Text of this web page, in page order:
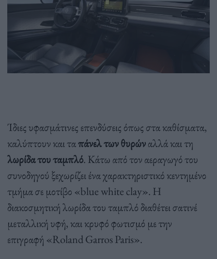
Ίδιες υφασμάτινες επενδύσεις όπως στα καθίσματα,
καλύπτουν και ταπάνελ των θυρώναλλά και τη
λωρίδα του ταμπλό. Κάτω από τον αεραγωγό του
συνοδηγού ξεχωρίζει ένα χαρακτηριστικό κεντημένο
τμήμα σε μοτίβο «blue white clay». Η
διακοσμητική λωρίδα του ταμπλό διαθέτει σατινέ
μεταλλική υφή, και κρυφό φωτισμό με την
επιγραφή «Roland Garros Paris».